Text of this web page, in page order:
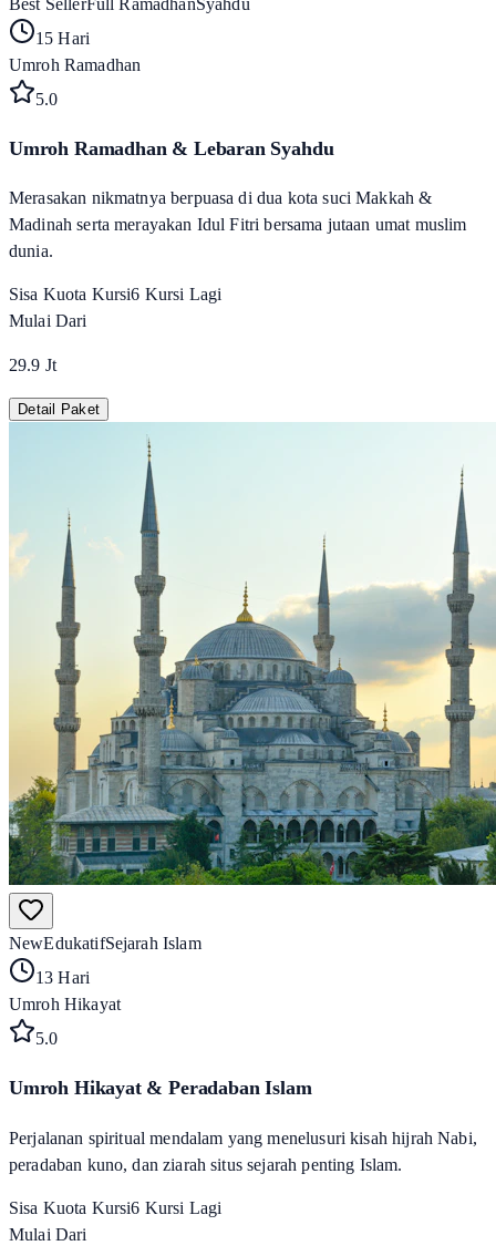
15 Hari
Umroh Ramadhan
5.0
Umroh Ramadhan & Lebaran Syahdu
Merasakan nikmatnya berpuasa di dua kota suci Makkah &
Madinah serta merayakan Idul Fitri bersama jutaan umat muslim
dunia.
Sisa Kuota Kursi6 Kursi Lagi
Mulai Dari
29.9 Jt
Detail Paket
NewEdukatifSejarah Islam
13 Hari
Umroh Hikayat
5.0
Umroh Hikayat & Peradaban Islam
Perjalanan spiritual mendalam yang menelusuri kisah hijrah Nabi,
peradaban kuno, dan ziarah situs sejarah penting Islam.
Sisa Kuota Kursi6 Kursi Lagi
Mulai Dari